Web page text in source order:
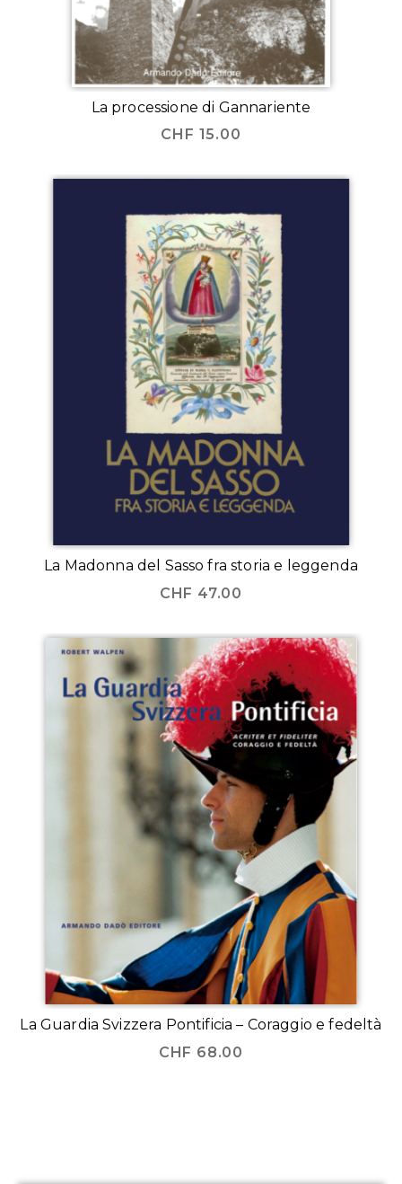
La processione di Gannariente
CHF 15.00
La Madonna del Sasso fra storia e leggenda
CHF 47.00
La Guardia Svizzera Pontificia – Coraggio e fedeltà
CHF 68.00